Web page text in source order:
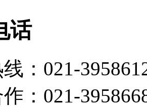
话
：021-
：021-